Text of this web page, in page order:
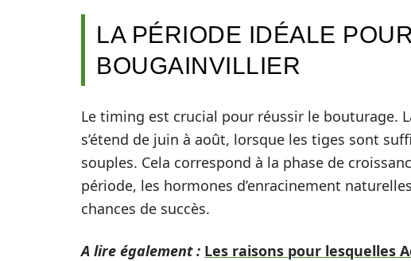
LA PÉRIODE IDÉALE
BOUGAINVILLIER
Le timing est crucial pour réussir le bouturage.
s’étend de juin à août, lorsque les tiges sont
souples. Cela correspond à la phase de
période, les hormones d’enracinement
chances de succès.
A lire également : Les raisons pour lesquelles